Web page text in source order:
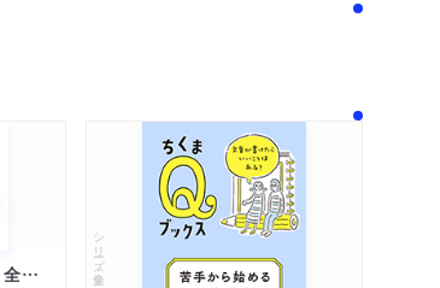
ムーミン・コミックス 全１４巻セット
シリーズ・全集